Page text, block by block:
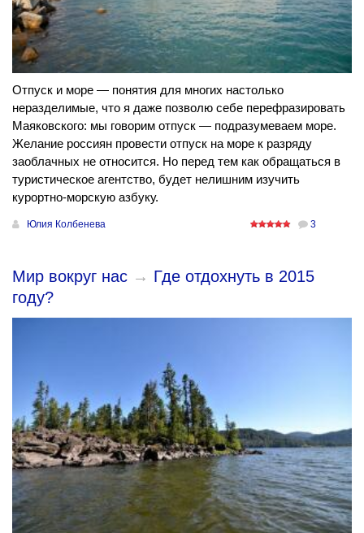
Отпуск и море — понятия для многих настолько
неразделимые, что я даже позволю себе перефразировать
Маяковского: мы говорим отпуск — подразумеваем море.
Желание россиян провести отпуск на море к разряду
заоблачных не относится. Но перед тем как обращаться в
туристическое агентство, будет нелишним изучить
курортно-морскую азбуку.
Юлия Колбенева 3
Мир вокруг нас → Где отдохнуть в 2015
году?